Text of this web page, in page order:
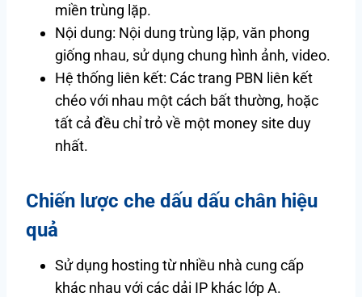
miền trùng lặp.
Nội dung: Nội dung trùng lặp, văn phong
giống nhau, sử dụng chung hình ảnh, video.
Hệ thống liên kết: Các trang PBN liên kết
chéo với nhau một cách bất thường, hoặc
tất cả đều chỉ trỏ về một money site duy
nhất.
Chiến lược che dấu dấu chân hiệu
quả
Sử dụng hosting từ nhiều nhà cung cấp
khác nhau với các dải IP khác lớp A.